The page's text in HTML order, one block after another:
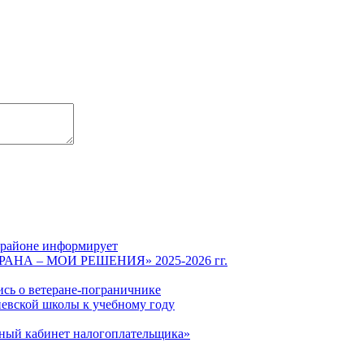
информирует
– МОИ РЕШЕНИЯ» 2025-2026 гг.
о ветеране-пограничнике
школы к учебному году
кабинет налогоплательщика»